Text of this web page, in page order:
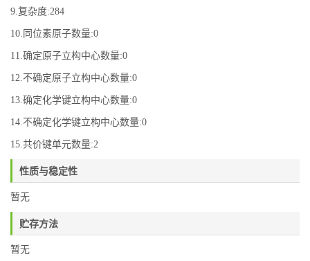
9.复杂度:284
10.同位素原子数量:0
11.确定原子立构中心数量:0
12.不确定原子立构中心数量:0
13.确定化学键立构中心数量:0
14.不确定化学键立构中心数量:0
15.共价键单元数量:2
性质与稳定性
暂无
贮存方法
暂无